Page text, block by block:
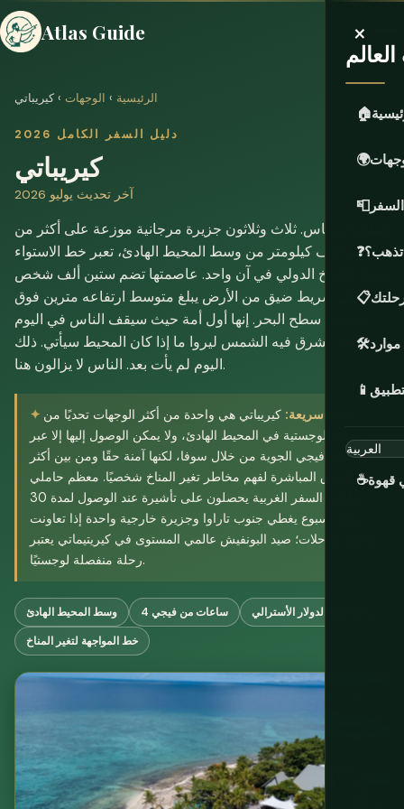
Atlas Guide ×
🏠
🌍
📮
❓تذهب؟
📋
🛠️موارد
📱
☕قهوة
الرئيسية › الوجهات › كيريباتي
دليل السفر الكامل 2026
كيريباتي
آخر تحديث يوليو 2026
تُنطق كيريباس. ثلاث وثلاثون جزيرة مرجانية موزعة على أكثر من
أربعة آلاف كيلومتر من وسط المحيط الهادئ، تعبر خط الاستواء
وخط التاريخ الدولي في آن واحد. عاصمتها تضم ستين ألف شخص
على شريط ضيق من الأرض يبلغ متوسط ارتفاعه مترين فوق
مستوى سطح البحر. إنها أول أمة حيث سيقف الناس في اليوم
الذي تشرق فيه الشمس ليروا ما إذا كان المحيط سيأتي. ذلك
اليوم لم يأت بعد. الناس لا يزالون هنا.
إجابة سريعة: كيريباتي هي واحدة من أكثر الوجهات تحديًا من
الناحية اللوجستية في المحيط الهادئ، ولا يمكن الوصول إليها إلا عبر
خطوط فيجي الجوية من خلال سوفا، لكنها آمنة حقًا ومن بين أكثر
الطرق المباشرة لفهم مخاطر تغير المناخ شخصيًا. معظم حاملي
جوازات السفر الغربية يحصلون على تأشيرة عند الوصول لمدة 30
يومًا. أسبوع يغطي جنوب تاراوا وجزيرة خارجية واحدة إذا تعاونت
جداول الرحلات؛ صيد البونفيش عالمي المستوى في كيريتيماتي يعتبر
رحلة منفصلة لوجستيًا.
وسط المحيط الهادئ 4 ساعات من فيجي
خط المواجهة لتغير المناخ